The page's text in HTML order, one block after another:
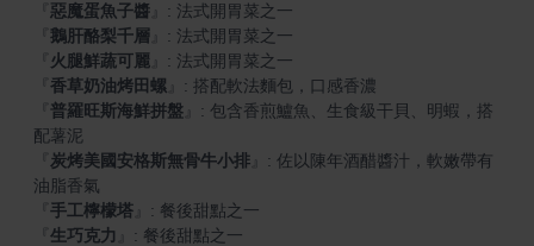
惡魔蛋魚子醬
鵝肝酪梨千層
火腿鮮蔬可麗
香草奶油烤田螺
普羅旺斯海鮮拼盤
: 包含香煎鱸魚、生食級干貝、明蝦，搭
炭烤美國安格斯無骨牛小排
: 佐以陳年酒醋醬汁，軟嫩帶有
手工檸檬塔
生巧克力 : 餐後甜點之一